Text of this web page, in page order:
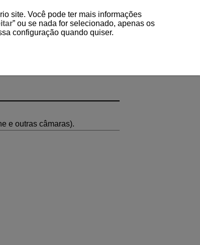
e outras câmaras).
site. Você pode ter mais informações
” ou se nada for selecionado, apenas os
configuração quando quiser.